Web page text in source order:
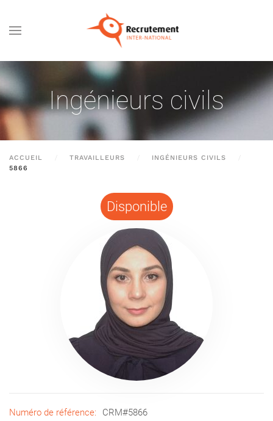
Passer au contenu principal
Ingénieurs civils
ACCUEIL TRAVAILLEURS
INGÉNIEURS CIVILS
5866
Disponible
Numéro de référence:
CRM#5866